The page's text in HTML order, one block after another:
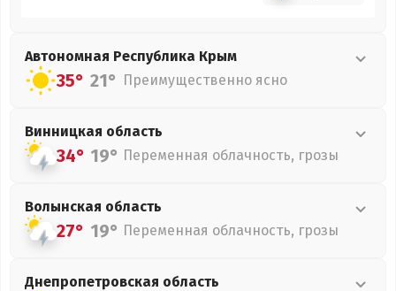
Автономная Республика Крым
35° 21° Преимущественно ясно
Винницкая область
34° 19° Переменная облачность, грозы
Волынская область
27° 19° Переменная облачность, грозы
Днепропетровская область